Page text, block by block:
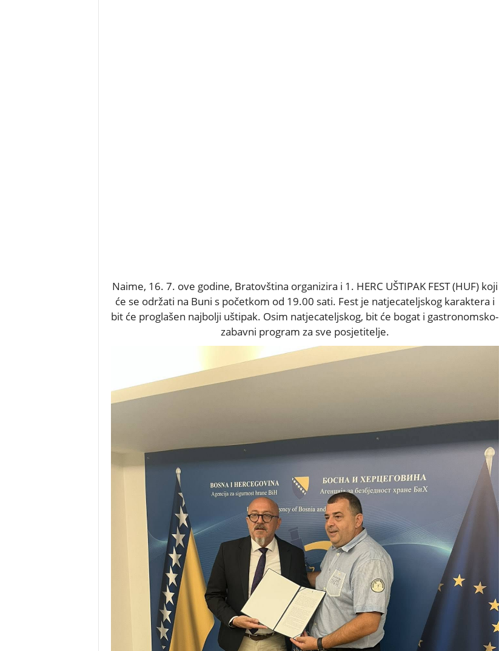
Naime, 16. 7. ove godine, Bratovština organizira i 1. HERC UŠTIPAK FEST (HUF) koji
će se održati na Buni s početkom od 19.00 sati. Fest je natjecateljskog karaktera i
bit će proglašen najbolji uštipak. Osim natjecateljskog, bit će bogat i gastronomsko-
zabavni program za sve posjetitelje.